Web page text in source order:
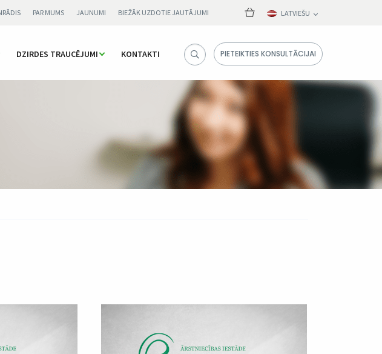
PAR MUMS JAUNUMI BIEŽĀK UZDOTIE JAUTĀJUMI LATVIEŠU
DZIRDES TRAUCĒJUMI KONTAKTI